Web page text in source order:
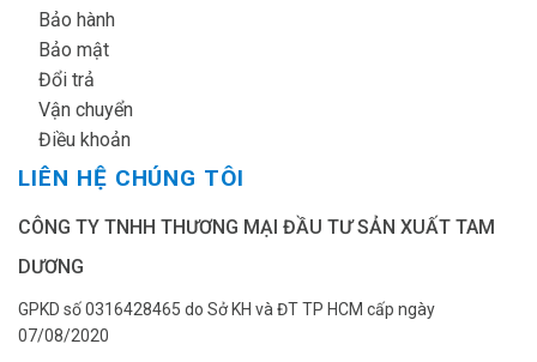
Bảo hành
Bảo mật
Đổi trả
Vận chuyển
Điều khoản
LIÊN HỆ CHÚNG TÔI
CÔNG TY TNHH THƯƠNG MẠI ĐẦU TƯ SẢN XUẤT TAM
DƯƠNG
GPKD số 0316428465 do Sở KH và ĐT TP HCM cấp ngày
07/08/2020